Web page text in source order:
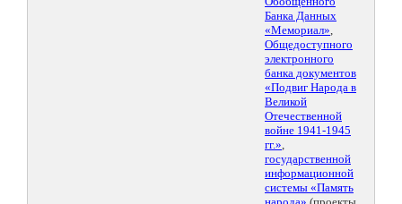
Банка Данных
«Мемориал»,
Общедоступного
электронного
банка документов
«Подвиг Народа в
Великой
Отечественной
войне 1941-1945
гг.»,
государственной
информационной
системы «Память